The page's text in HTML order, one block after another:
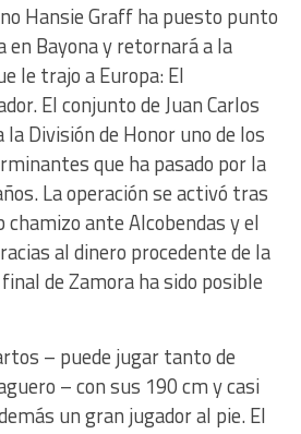
Hansie Graff ha puesto punto
Bayona y retornará a la
le trajo a Europa: El
El conjunto de Juan Carlos
División de Honor uno de los
que ha pasado por la
La operación se activó tras
ante Alcobendas y el
al dinero procedente de la
de Zamora ha sido posible
– puede jugar tanto de
– con sus 190 cm y casi
un gran jugador al pie. El